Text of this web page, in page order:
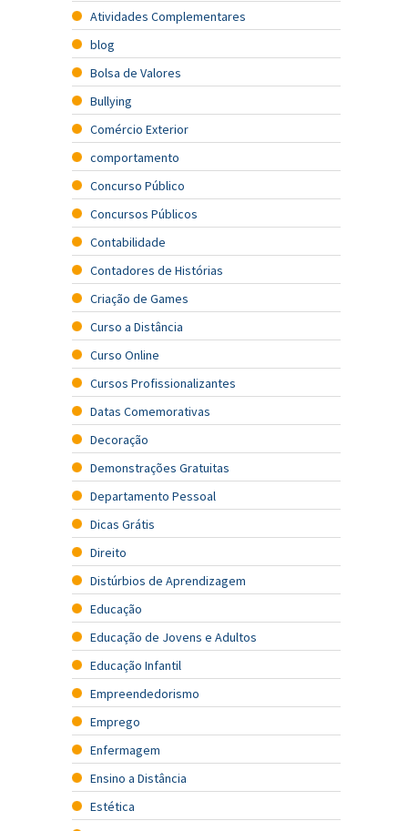
Atividades Complementares
blog
Bolsa de Valores
Bullying
Comércio Exterior
comportamento
Concurso Público
Concursos Públicos
Contabilidade
Contadores de Histórias
Criação de Games
Curso a Distância
Curso Online
Cursos Profissionalizantes
Datas Comemorativas
Decoração
Demonstrações Gratuitas
Departamento Pessoal
Dicas Grátis
Direito
Distúrbios de Aprendizagem
Educação
Educação de Jovens e Adultos
Educação Infantil
Empreendedorismo
Emprego
Enfermagem
Ensino a Distância
Estética